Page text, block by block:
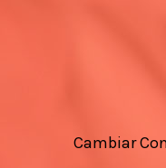
Cambiar